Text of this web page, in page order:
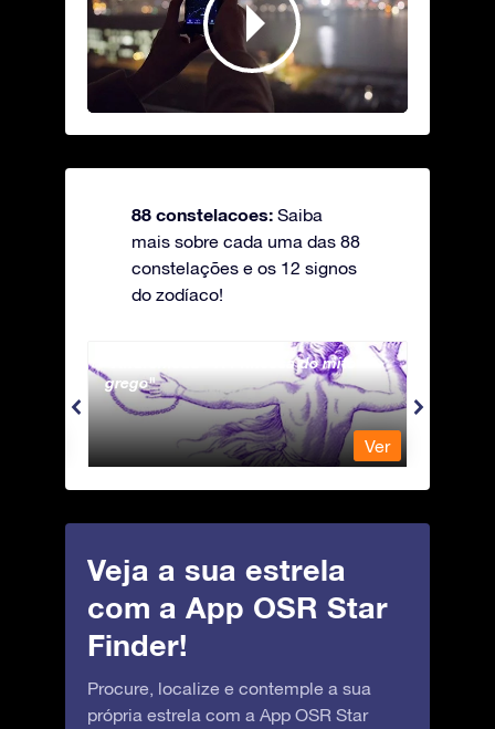
88 constelacoes: Saiba
mais sobre cada uma das 88
constelações e os 12 signos
do zodíaco!
Andromeda - A Princesa do mito
grego
Ver
Veja a sua estrela
com a App OSR Star
Finder!
Procure, localize e contemple a sua
própria estrela com a App OSR Star